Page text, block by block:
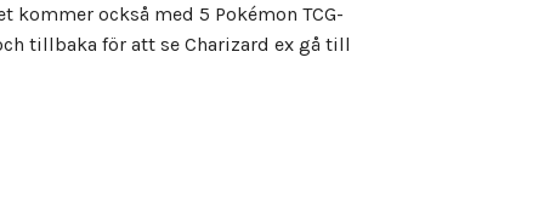
kommer också med 5 Pokémon TCG-
tillbaka för att se Charizard ex gå till